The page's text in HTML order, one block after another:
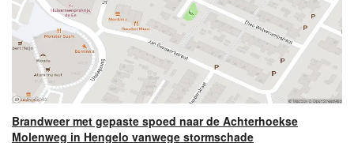
Brandweer met gepaste spoed naar de Achterhoekse
Molenweg in Hengelo vanwege stormschade